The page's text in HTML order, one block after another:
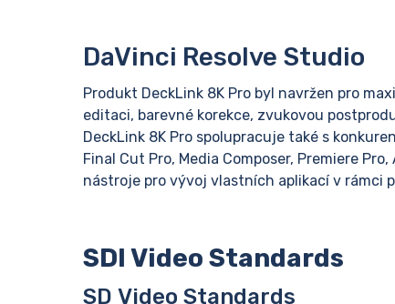
DaVinci Resolve Studio
Produkt DeckLink 8K Pro byl navržen pro
editaci, barevné korekce, zvukovou
DeckLink 8K Pro spolupracuje také s
Final Cut Pro, Media Composer, Premiere
nástroje pro vývoj vlastních aplikací v rámci
SDI Video Standards
SD Video Standards